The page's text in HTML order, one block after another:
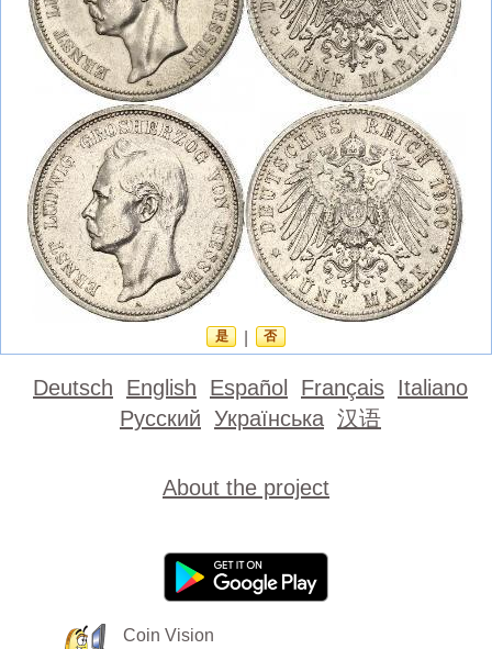
是 否
Deutsch English Español Français Italiano
Русский Українська 汉语
About the project
Coin Vision